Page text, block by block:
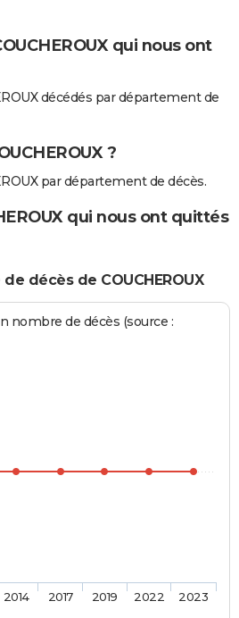
qui nous ont
décédés par département de
?
par département de décès.
qui nous ont quittés
décès de COUCHEROUX
nombre de décès (source :
2014 2017 2019 2022 2023